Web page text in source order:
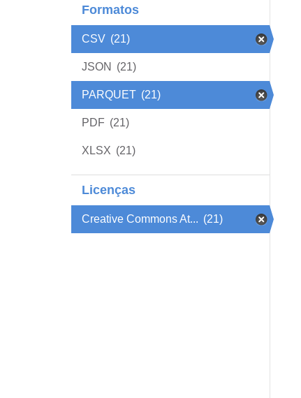
Formatos
CSV (21)
JSON (21)
PARQUET (21)
PDF (21)
XLSX (21)
Licenças
Creative Commons At... (21)